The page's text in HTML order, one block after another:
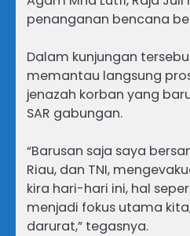
penanganan bencana
Dalam kunjungan
memantau langsung
jenazah korban yang
SAR gabungan.
“Barusan saja saya
Riau, dan TNI,
kira hari-hari ini, hal
menjadi fokus utama
darurat,” tegasnya.